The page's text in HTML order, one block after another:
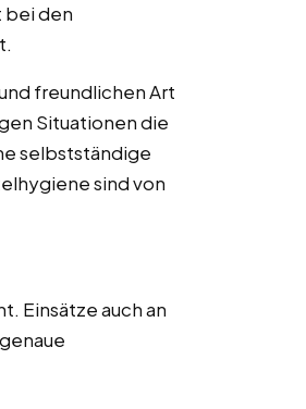
bei den
freundlichen Art
Situationen die
selbstständige
sind von
Einsätze auch an